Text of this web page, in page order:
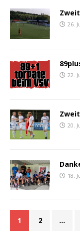
26.
22.
20.
18.
1 2 …